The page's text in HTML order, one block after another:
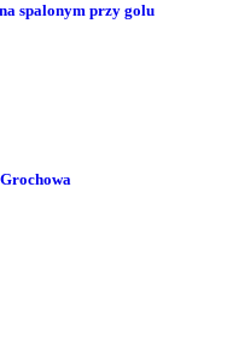
spalonym przy golu